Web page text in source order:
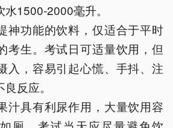
1500-2000毫升。
神功能的饮料，仅适合于平时
考生。考试日可适量饮用，但
入，容易引起心慌、手抖、注
反应。
汁具有利尿作用，大量饮用容